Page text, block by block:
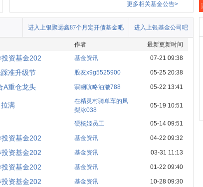
更多相关基金公告>
进入上银基金公司吧
进入上银聚远鑫87个月定开债基金吧
作者
最新更新时间
投资基金202 基金资讯 07-21 09:38
准升级节 股友x9g5525900 05-25 20:38
A重仓龙头 寐幽吭略油澈788 05-22 13:41
满
在精灵村骑单车的凤
梨冰038
05-19 10:51
硬核姬员工 05-14 09:51
投资基金202 基金资讯 04-22 09:32
投资基金202 基金资讯 03-31 11:13
投资基金202 基金资讯 01-22 09:40
投资基金202 基金资讯 10-28 09:30